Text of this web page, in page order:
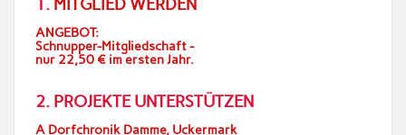
1. MITGLIED WERDEN
ANGEBOT:
Schnupper-Mitgliedschaft -
nur 22,50 € im ersten Jahr.
2. PROJEKTE UNTERSTÜTZEN
A Dorfchronik Damme, Uckermark